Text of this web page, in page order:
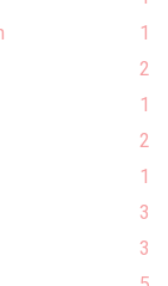
1
2
1
2
1
3
3